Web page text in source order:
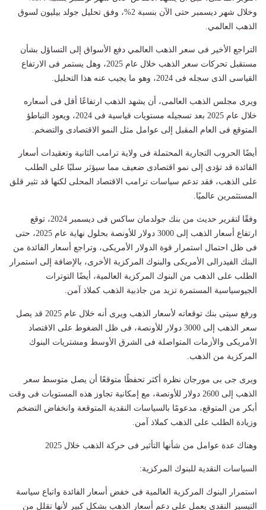
وخلال شهر ديسمبر حتى الآن بنسبة 2%، وفق تحليل جولد بيليون لسوق
الذهب العالمي.
التراجع الأخير فى سعر الذهب العالمي دفع الأسواق إلى التساؤل بشأن
مستقبل تحركات سعر الذهب خلال عام 2025، وهل يستمر فى الارتفاع
القياسى الذى سجله فى 2024، وهو ما يجيب عنه هذا التحليل.
ويرى مجلس الذهب العالمى، أن يشهد الذهب ارتفاعًا أقل فى أسعاره
خلال عام 2025 بعد تسجيله مستويات قياسية فى 2024، ويعود التباطؤ
المتوقع فى العام المقبل إلى عوامل مثل النمو الاقتصادى والتضخم.
أيضًا الحروب التجارية المحتملة فى ولاية ترامب الثانية وتعقيدات أسعار
الفائدة قد تؤدى إلى نمو اقتصادى ضعيف مما سيؤثر سلبًا على الطلب
على الذهب، فقد تدعم سياسات ترامب الاقتصاد المحلى لكنها قد تثير قلق
المستثمرين عالميًا.
وفقًا لتقرير حديث من بنك جولدمان ساكس فى ديسمبر 2024، توقع
ارتفاع أسعار الذهب إلى 3000 دولار للأونصة بحلول نهاية عام 2025، حتى
فى ظل احتمال استمرار قوة الدولار الأمريكى، وتراجع أسعار الفائدة من
البنك الفيدرالى الأمريكى والبنوك المركزية الأخرى، بالإضافة إلى استمرار
الطلب على الذهب من البنوك المركزية العالمية، أيضًا التوترات
الجيوسياسية المستمرة تزيد من جاذبية الذهب كملاذ آمن.
ورفع سيتى بنك توقعاته لأسعار الذهب ويرى أنه خلال عام 2025 قد يصل
سعر الذهب إلى 3000 دولار للأونصة، فى ظل الضغوط على الاقتصاد
الأمريكى والأزمات المتواصلة فى الشرق الأوسط ومشتريات البنوك
المركزية من الذهب.
ويرى جى بى مورجان نظرة أكثر تحفظًا متوقعًا أن يصل متوسط سعر
الذهب إلى 2600 دولار للأونصة، مع إمكانية تجاوز هذه المستويات فى وقت
أبكر من المتوقع، مدعومًا بالسياسات النقدية المتوقعة وانخفاض التضخم
وزيادة الطلب على الذهب كملاذ آمن.
وهناك عدة عوامل من شأنها التأثير فى حركة الذهب خلال 2025
السياسات النقدية للبنوك المركزية:
استمرار البنوك المركزية العالمية فى خفض أسعار الفائدة واتباع سياسة
التيسير النقدى يعمل على دعم أسعار الذهب بشكل كبير لأنها تقلل من